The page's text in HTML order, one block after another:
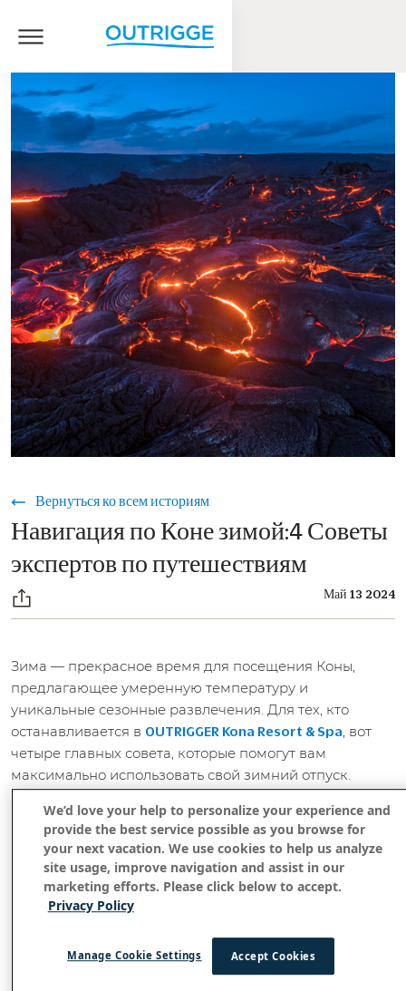
Вернуться ко всем историям
Навигация по Коне зимой:4 Советы
экспертов по путешествиям
Май 13 2024
Зима — прекрасное время для посещения Коны,
предлагающее умеренную температуру и
уникальные сезонные развлечения. Для тех, кто
останавливается в OUTRIGGER Kona Resort & Spa, вот
четыре главных совета, которые помогут вам
максимально использовать свой зимний отпуск.
1. Созерцание звезд на Мауна-Кеа
We’d love your help to personalize your experience and
provide the best service possible as you browse for
your next vacation. We use cookies to help us analyze
site usage, improve navigation and assist in our
marketing efforts. Please click below to accept.
Privacy Policy
Accept Cookies
Manage Cookie Settings